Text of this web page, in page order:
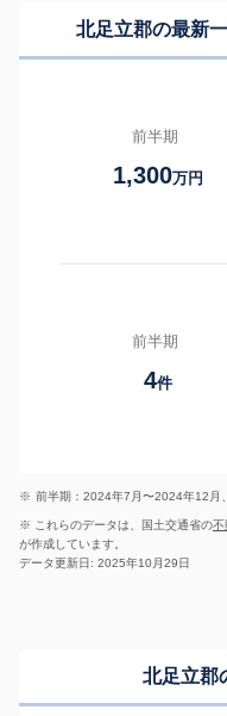
北足立郡の最新
前半期
1,300万円
前半期
4件
※ 前半期：2024年7月〜2024年12月
※ これらのデータは、国土交通省の不
が作成しています。
データ更新日: 2025年10月29日
北足立郡